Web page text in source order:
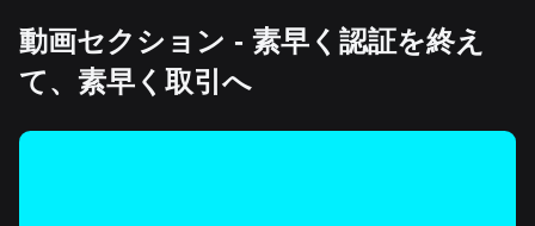
動画セクション - 素早く認証を終え
て、素早く取引へ